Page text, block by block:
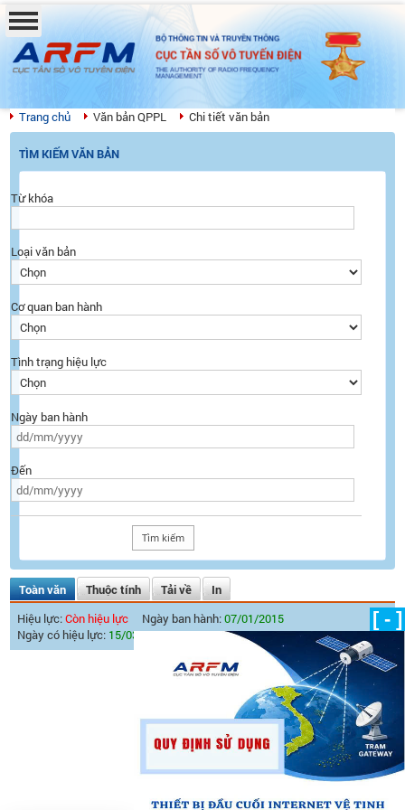
BỘ THÔNG TIN VÀ TRUYỀN THÔNG
CỤC TẦN SỐ VÔ TUYẾN ĐIỆN
THE AUTHORITY OF RADIO FREQUENCY
MANAGEMENT
Trang chủ Văn bản QPPL Chi tiết văn bản
TÌM KIẾM VĂN BẢN
Từ khóa
Loại văn bản
Cơ quan ban hành
Tình trạng hiệu lực
Ngày ban hành
Đến
Toàn văn Thuộc tính Tải về
In
Hiệu lực:Còn hiệu lực Ngày ban hành:07/01/2015
Ngày có hiệu lực: 15/03/2015
[ - ]